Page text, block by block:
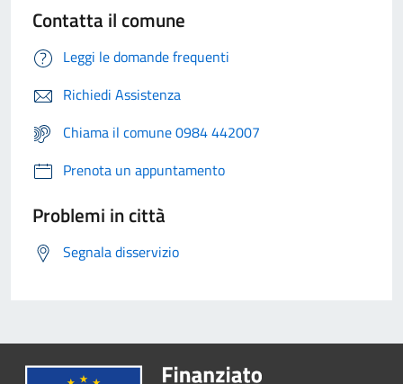
Contatta il comune
Leggi le domande frequenti
Richiedi Assistenza
Chiama il comune 0984 442007
Prenota un appuntamento
Problemi in città
Segnala disservizio